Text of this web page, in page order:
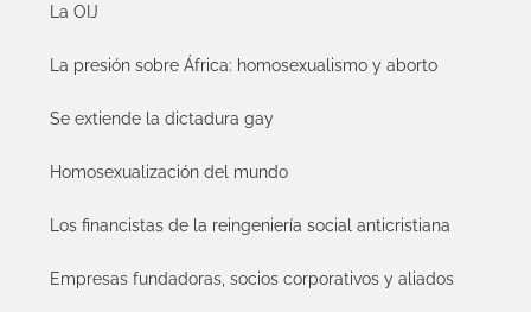
La OIJ
La presión sobre África: homosexualismo y aborto
Se extiende la dictadura gay
Homosexualización del mundo
Los financistas de la reingeniería social anticristiana
Empresas fundadoras, socios corporativos y aliados